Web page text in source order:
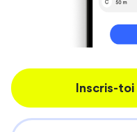
Inscris-toi